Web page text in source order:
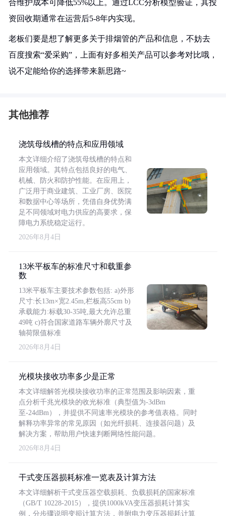
合维护成本可降低55%以上。通过LCC分析模型验证，其投
资回收期通常在运营后5-8年内实现。
老板们要是想了解更多关于排烟管的产品和信息，不妨去
百度搜索“爱采购”，上面有好多相关产品可以参考对比哦，
说不定能给你的选择带来新思路~
其他推荐
浇筑母线槽的特点和应用领域
本文详细介绍了浇筑母线槽的特点和
应用领域。其特点包括良好的电气、
机械、防火和防护性能。在应用上，
广泛用于商业建筑、工业厂房、医院
和数据中心等场所，凭借自身优势满
足不同领域对电力供应的高要求，保
障电力系统稳定运行。
2026年8月4日
13米平板车的标准尺寸和载重参
数
13米平板车主要技术参数包括: a)外形
尺寸:长13m×宽2.45m,栏板高55cm b)
承载能力:标载30-35吨,最大允许总重
49吨 c)符合国家道路车辆外廓尺寸及
轴荷限值标准
2026年8月4日
光模块接收功率多少是正常
本文详细解答光模块接收功率的正常范围及影响因素，重
点分析千兆光模块的收光标准（典型值为-3dBm
至-24dBm），并提供不同速率光模块的参考值表格。同时
解释功率异常的常见原因（如光纤损耗、连接器问题）及
解决方案，帮助用户快速判断网络性能问题。
2026年8月4日
干式变压器损耗标准一览表及计算方法
本文详细解析干式变压器空载损耗、负载损耗的国家标准
（GB/T 10228-2015），提供1000kVA变压器损耗计算实
例，分步骤说明变损计算方法，并附电力变压器损耗计算